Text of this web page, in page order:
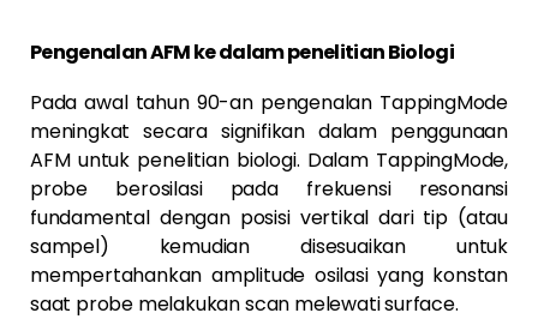
Pengenalan AFM ke dalam penelitian Biologi
Pada awal tahun 90-an pengenalan TappingMode
meningkat secara signifikan dalam penggunaan
AFM untuk penelitian biologi. Dalam TappingMode,
probe berosilasi pada frekuensi resonansi
fundamental dengan posisi vertikal dari tip (atau
sampel) kemudian disesuaikan untuk
mempertahankan amplitude osilasi yang konstan
saat probe melakukan scan melewati surface.